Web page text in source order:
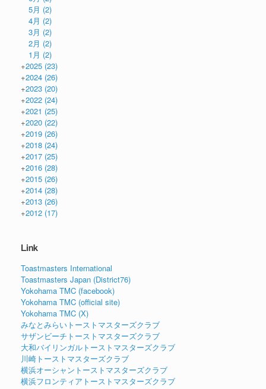
5月 (2)
4月 (2)
3月 (2)
2月 (2)
1月 (2)
+2025 (23)
+2024 (26)
+2023 (20)
+2022 (24)
+2021 (25)
+2020 (22)
+2019 (26)
+2018 (24)
+2017 (25)
+2016 (28)
+2015 (26)
+2014 (28)
+2013 (26)
+2012 (17)
Link
Toastmasters International
Toastmasters Japan (District76)
Yokohama TMC (facebook)
Yokohama TMC (official site)
Yokohama TMC (X)
みなとみらいトーストマスターズクラブ
サザンビーチトーストマスターズクラブ
大和バイリンガルトーストマスターズクラブ
川崎トーストマスターズクラブ
横浜オーシャントーストマスターズクラブ
横浜フロンティアトーストマスターズクラブ